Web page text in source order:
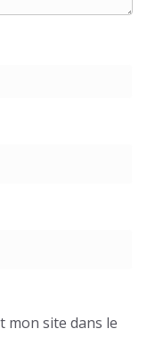
mon site dans le